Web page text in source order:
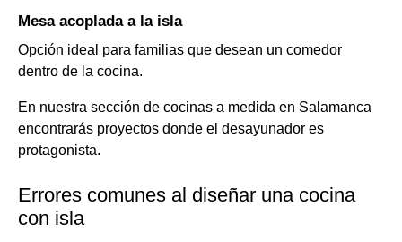
Mesa acoplada a la isla
Opción ideal para familias que desean un comedor
dentro de la cocina.
En nuestra sección de cocinas a medida en Salamanca
encontrarás proyectos donde el desayunador es
protagonista.
Errores comunes al diseñar una cocina
con isla